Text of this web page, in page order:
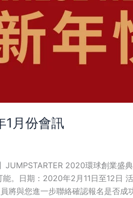
1月份會訊
2020環球創業盛
。日期：2020年2月11日至12日
將與您進一步聯絡確認報名是否